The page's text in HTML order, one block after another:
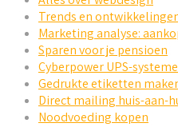
Trends en
Marketing analyse:
Sparen voor je pensioen
Cyberpower UPS-
Gedrukte etiketten
Direct mailing huis-aan-
Noodvoeding kopen